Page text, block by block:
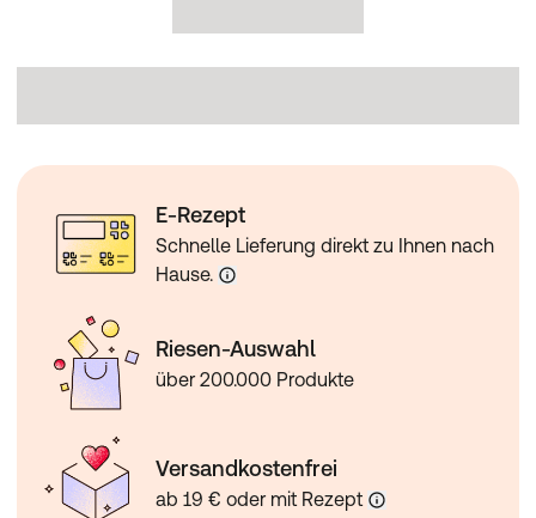
E-Rezept
Schnelle Lieferung direkt zu Ihnen nach
Hause.
Riesen-Auswahl
über 200.000 Produkte
Versandkostenfrei
ab 19 € oder mit Rezept